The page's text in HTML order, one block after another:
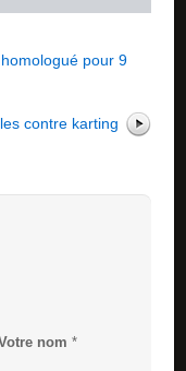
pour 9
contre karting
nom *